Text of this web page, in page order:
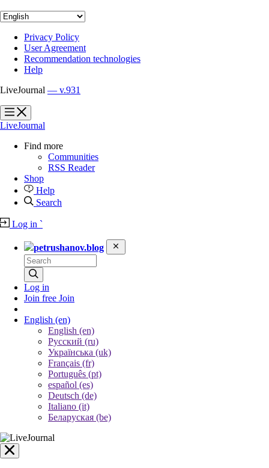
Privacy Policy
User Agreement
Recommendation technologies
Help
LiveJournal — v.931
?
?
LiveJournal
Find more
Communities
RSS Reader
Shop
Help
Search
Log in `
petrushanov.blog
Log in
Join free Join
English (en)
English (en)
Русский (ru)
Українська (uk)
Français (fr)
Português (pt)
español (es)
Deutsch (de)
Italiano (it)
Беларуская (be)